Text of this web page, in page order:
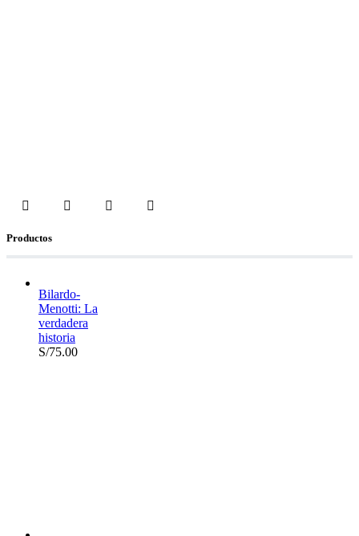
Productos
Bilardo-
Menotti: La
verdadera
historia
S/75.00